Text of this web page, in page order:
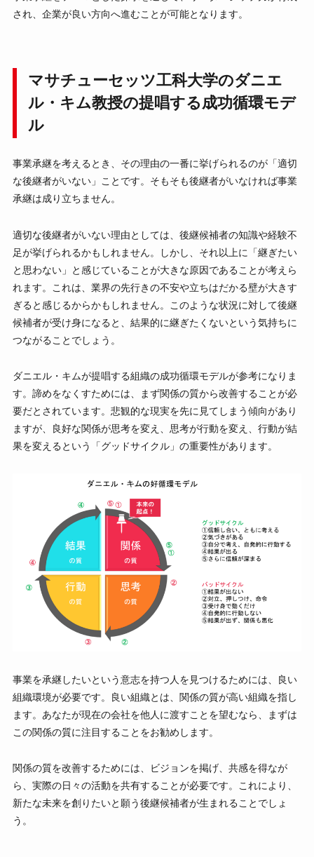
され、企業が良い方向へ進むことが可能となります。
マサチューセッツ工科大学のダニエ
ル・キム教授の提唱する成功循環モデ
ル
事業承継を考えるとき、その理由の一番に挙げられるのが「適切
な後継者がいない」ことです。そもそも後継者がいなければ事業
承継は成り立ちません。
適切な後継者がいない理由としては、後継候補者の知識や経験不
足が挙げられるかもしれません。しかし、それ以上に「継ぎたい
と思わない」と感じていることが大きな原因であることが考えら
れます。これは、業界の先行きの不安や立ちはだかる壁が大きす
ぎると感じるからかもしれません。このような状況に対して後継
候補者が受け身になると、結果的に継ぎたくないという気持ちに
つながることでしょう。
ダニエル・キムが提唱する組織の成功循環モデルが参考になりま
す。諦めをなくすためには、まず関係の質から改善することが必
要だとされています。悲観的な現実を先に見てしまう傾向があり
ますが、良好な関係が思考を変え、思考が行動を変え、行動が結
果を変えるという「グッドサイクル」の重要性があります。
事業を承継したいという意志を持つ人を見つけるためには、良い
組織環境が必要です。良い組織とは、関係の質が高い組織を指し
ます。あなたが現在の会社を他人に渡すことを望むなら、まずは
この関係の質に注目することをお勧めします。
関係の質を改善するためには、ビジョンを掲げ、共感を得なが
ら、実際の日々の活動を共有することが必要です。これにより、
新たな未来を創りたいと願う後継候補者が生まれることでしょ
う。